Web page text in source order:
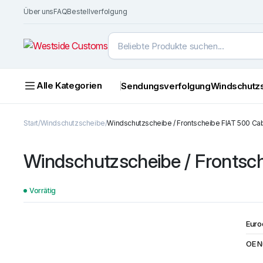
Über unsFAQBestellverfolgung
Alle Kategorien Sendungsverfolgung
Start Windschutzscheibe Windschutzscheibe / Frontscheibe FIAT 500
Windschutzscheibe /
Vorrätig
OE